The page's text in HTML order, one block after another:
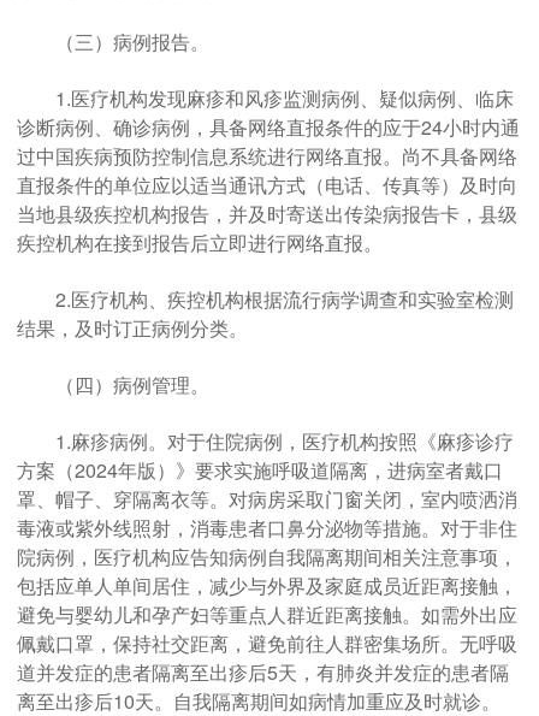
（三）病例报告。
1.医疗机构发现麻疹和风疹监测病例、疑似病例、临床
诊断病例、确诊病例，具备网络直报条件的应于24小时内通
过中国疾病预防控制信息系统进行网络直报。尚不具备网络
直报条件的单位应以适当通讯方式（电话、传真等）及时向
当地县级疾控机构报告，并及时寄送出传染病报告卡，县级
疾控机构在接到报告后立即进行网络直报。
2.医疗机构、疾控机构根据流行病学调查和实验室检测
结果，及时订正病例分类。
（四）病例管理。
1.麻疹病例。对于住院病例，医疗机构按照《麻疹诊疗
方案（2024年版）》要求实施呼吸道隔离，进病室者戴口
罩、帽子、穿隔离衣等。对病房采取门窗关闭，室内喷洒消
毒液或紫外线照射，消毒患者口鼻分泌物等措施。对于非住
院病例，医疗机构应告知病例自我隔离期间相关注意事项，
包括应单人单间居住，减少与外界及家庭成员近距离接触，
避免与婴幼儿和孕产妇等重点人群近距离接触。如需外出应
佩戴口罩，保持社交距离，避免前往人群密集场所。无呼吸
道并发症的患者隔离至出疹后5天，有肺炎并发症的患者隔
离至出疹后10天。自我隔离期间如病情加重应及时就诊。